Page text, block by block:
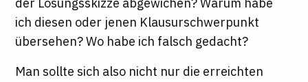
der Lösungsskizze abgewichen? Warum habe
ich diesen oder jenen Klausurschwerpunkt
übersehen? Wo habe ich falsch gedacht?
Man sollte sich also nicht nur die erreichten